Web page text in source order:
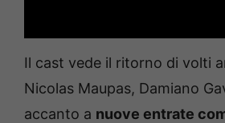
Il cast vede il ritorno di volti
Nicolas Maupas, Damiano
accanto a nuove entrate